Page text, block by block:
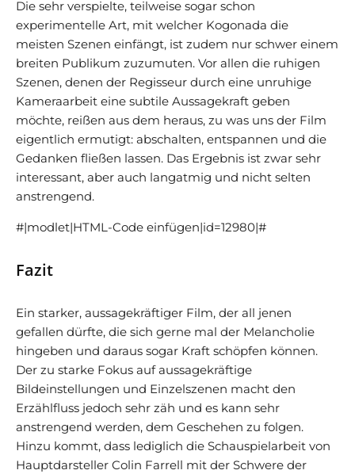
Die sehr verspielte, teilweise sogar schon
experimentelle Art, mit welcher Kogonada die
meisten Szenen einfängt, ist zudem nur schwer einem
breiten Publikum zuzumuten. Vor allen die ruhigen
Szenen, denen der Regisseur durch eine unruhige
Kameraarbeit eine subtile Aussagekraft geben
möchte, reißen aus dem heraus, zu was uns der Film
eigentlich ermutigt: abschalten, entspannen und die
Gedanken fließen lassen. Das Ergebnis ist zwar sehr
interessant, aber auch langatmig und nicht selten
anstrengend.
#|modlet|HTML-Code einfügen|id=12980|#
Fazit
Ein starker, aussagekräftiger Film, der all jenen
gefallen dürfte, die sich gerne mal der Melancholie
hingeben und daraus sogar Kraft schöpfen können.
Der zu starke Fokus auf aussagekräftige
Bildeinstellungen und Einzelszenen macht den
Erzählfluss jedoch sehr zäh und es kann sehr
anstrengend werden, dem Geschehen zu folgen.
Hinzu kommt, dass lediglich die Schauspielarbeit von
Hauptdarsteller Colin Farrell mit der Schwere der